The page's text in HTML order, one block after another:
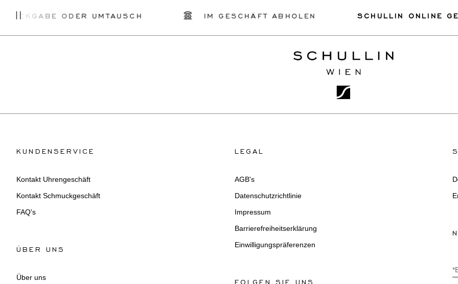
ODER UMTAUSCH IM GESCHÄFT ABHOLEN SCHULLIN ONLINE
KUNDENSERVICE
Kontakt Uhrengeschäft
Kontakt Schmuckgeschäft
FAQ's
ÜBER UNS
Über uns
LEGAL
AGB's
Datenschutzrichtlinie
Impressum
Barrierefreiheitserklärung
Einwilligungspräferenzen
FOLGEN SIE UNS